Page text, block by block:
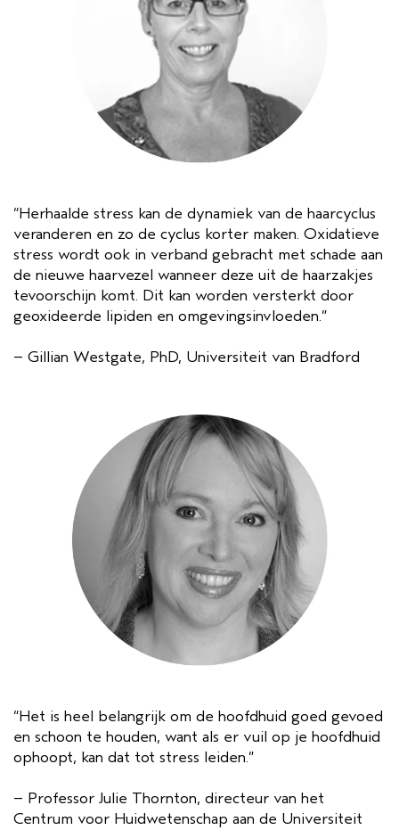
“Herhaalde stress kan de dynamiek van de haarcyclus
veranderen en zo de cyclus korter maken. Oxidatieve
stress wordt ook in verband gebracht met schade aan
de nieuwe haarvezel wanneer deze uit de haarzakjes
tevoorschijn komt. Dit kan worden versterkt door
geoxideerde lipiden en omgevingsinvloeden.”
– Gillian Westgate, PhD, Universiteit van Bradford
“Het is heel belangrijk om de hoofdhuid goed gevoed
en schoon te houden, want als er vuil op je hoofdhuid
ophoopt, kan dat tot stress leiden.”
– Professor Julie Thornton, directeur van het
Centrum voor Huidwetenschap aan de Universiteit